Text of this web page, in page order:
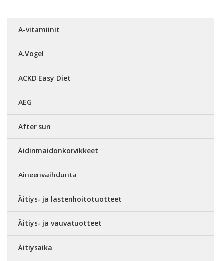
A-vitamiinit
A.Vogel
ACKD Easy Diet
AEG
After sun
Äidinmaidonkorvikkeet
Aineenvaihdunta
Äitiys- ja lastenhoitotuotteet
Äitiys- ja vauvatuotteet
Äitiysaika